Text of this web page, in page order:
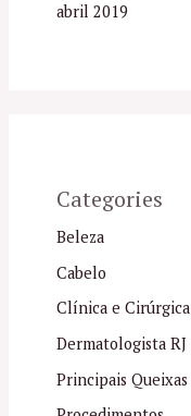
abril 2019
Categories
Beleza
Cabelo
Clínica e Cirúrgica
Dermatologista RJ
Principais Queixas